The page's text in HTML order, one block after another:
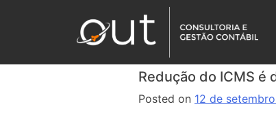
Redução do ICMS é
Posted on 12 de